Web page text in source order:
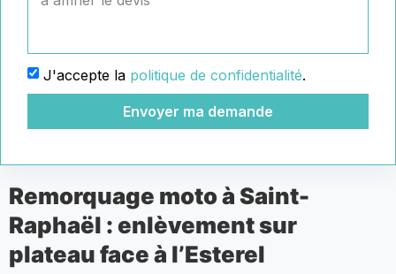
J'accepte la politique de confidentialité.
Envoyer ma demande
Remorquage moto à Saint-
Raphaël : enlèvement sur
plateau face à l’Esterel